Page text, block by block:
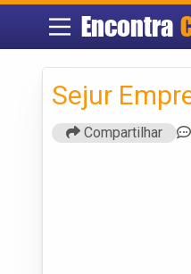
Encontra
Sejur
Compartilhar